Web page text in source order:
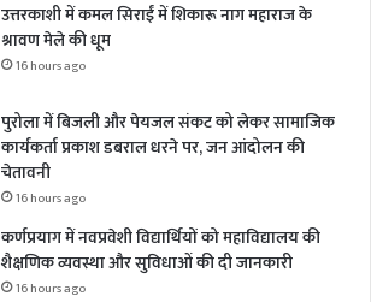
उत्तरकाशी में कमल सिराईं में शिकारू नाग महाराज के
श्रावण मेले की धूम
16 hours ago
पुरोला में बिजली और पेयजल संकट को लेकर सामाजिक
कार्यकर्ता प्रकाश डबराल धरने पर, जन आंदोलन की
चेतावनी
16 hours ago
कर्णप्रयाग में नवप्रवेशी विद्यार्थियों को महाविद्यालय की
शैक्षणिक व्यवस्था और सुविधाओं की दी जानकारी
16 hours ago